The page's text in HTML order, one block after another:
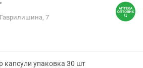
7
капсули упаковка 30 шт